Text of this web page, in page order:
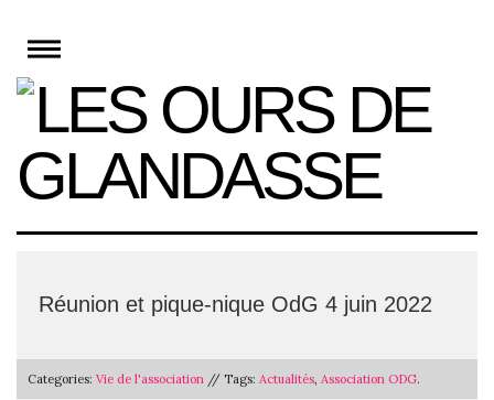
content
Réunion et pique-nique OdG 4 juin 2022
Categories: Vie de l'association // Tags: Actualités, Association ODG.